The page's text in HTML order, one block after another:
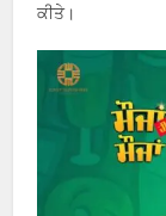
ਕੀਤੇ।